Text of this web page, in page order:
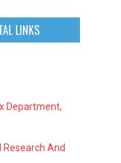
LINKS
Department,
And